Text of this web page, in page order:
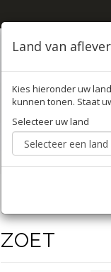
TRUFFEL
ZOET
Land van
Kies hieronder uw
kunnen tonen. Staat
Selecteer uw land